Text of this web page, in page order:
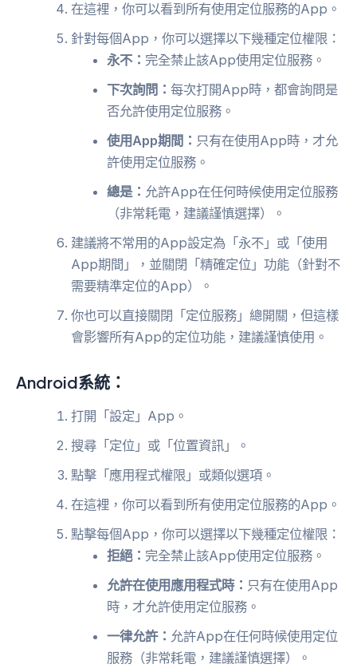
在這裡，你可以看到所有使用定位服務的App。
針對每個App，你可以選擇以下幾種定位權限：
永不： 完全禁止該App使用定位服務。
下次詢問： 每次打開App時，都會詢問是
否允許使用定位服務。
使用App期間： 只有在使用App時，才允
許使用定位服務。
總是： 允許App在任何時候使用定位服務
（非常耗電，建議謹慎選擇）。
建議將不常用的App設定為「永不」或「使用
App期間」，並關閉「精確定位」功能（針對不
需要精準定位的App）。
你也可以直接關閉「定位服務」總開關，但這樣
會影響所有App的定位功能，建議謹慎使用。
Android系統：
打開「設定」App。
搜尋「定位」或「位置資訊」。
點擊「應用程式權限」或類似選項。
在這裡，你可以看到所有使用定位服務的App。
點擊每個App，你可以選擇以下幾種定位權限：
拒絕： 完全禁止該App使用定位服務。
允許在使用應用程式時： 只有在使用App
時，才允許使用定位服務。
一律允許： 允許App在任何時候使用定位
服務（非常耗電，建議謹慎選擇）。